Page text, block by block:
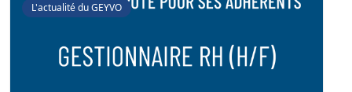
L'actualité du GEYVO